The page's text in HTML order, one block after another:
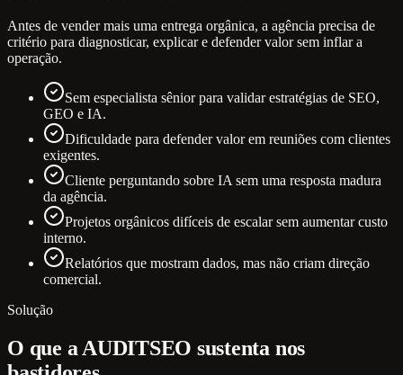
Antes de vender mais uma entrega orgânica, a agência precisa de
critério para diagnosticar, explicar e defender valor sem inflar a
operação.
Sem especialista sênior para validar estratégias de SEO,
GEO e IA.
Dificuldade para defender valor em reuniões com clientes
exigentes.
Cliente perguntando sobre IA sem uma resposta madura
da agência.
Projetos orgânicos difíceis de escalar sem aumentar custo
interno.
Relatórios que mostram dados, mas não criam direção
comercial.
Solução
O que a AUDITSEO sustenta nos